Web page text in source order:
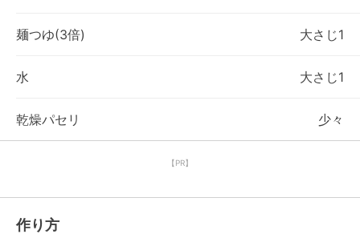
麺つゆ(3倍) 大さじ1
水 大さじ1
乾燥パセリ 少々
【PR】
作り方